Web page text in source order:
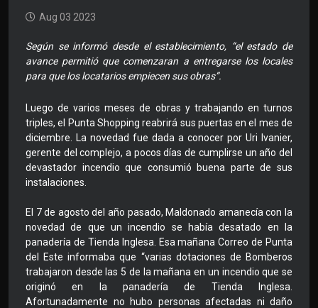
Aug 03 2023
Según se informó desde el establecimiento, “el estado de
avance permitió que comenzaran a entregarse los locales
para que los locatarios empiecen sus obras”.
Luego de varios meses de obras y trabajando en turnos
triples, el Punta Shopping reabrirá sus puertas en el mes de
diciembre. La novedad fue dada a conocer por Uri Ivanier,
gerente del complejo, a pocos días de cumplirse un año del
devastador incendio que consumió buena parte de sus
instalaciones.
El 7 de agosto del año pasado, Maldonado amanecía con la
novedad de que un incendio se había desatado en la
panadería de Tienda Inglesa. Esa mañana Correo de Punta
del Este informaba que “varias dotaciones de Bomberos
trabajaron desde las 5 de la mañana en un incendio que se
originó en la panadería de Tienda Inglesa.
Afortunadamente no hubo personas afectadas ni daño